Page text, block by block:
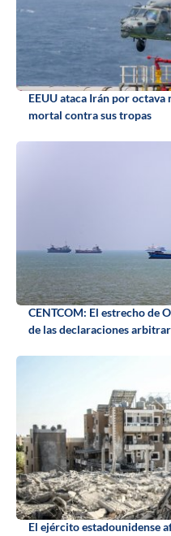
EEUU ataca Irán por
mortal contra sus tropas
CENTCOM: El estrecho de
de las declaraciones
El ejército estadounidense